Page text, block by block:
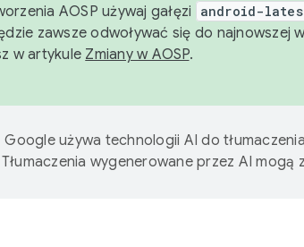
AOSP używaj gałęzi
android-
zawsze odwoływać się do najnowszej
w artykule Zmiany w AOSP.
Google używa technologii AI do
wygenerowane przez AI mogą